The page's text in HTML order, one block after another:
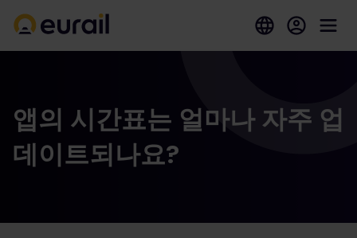
앱의 시간표는 얼마나 자주 업
데이트되나요?